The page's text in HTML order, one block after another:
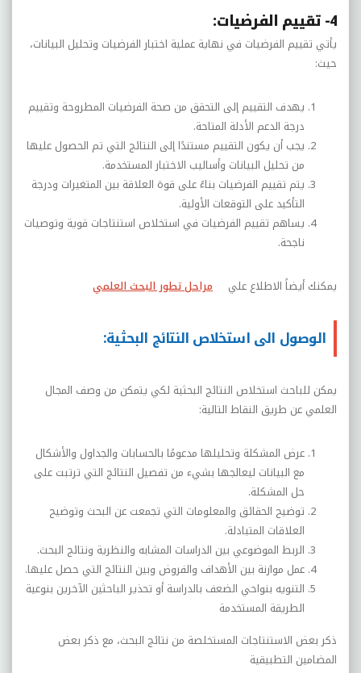
4- تقييم الفرضيات:
يأتي تقييم الفرضيات في نهاية عملية اختبار الفرضيات وتحليل البيانات،
حيث:
يهدف التقييم إلى التحقق من صحة الفرضيات المطروحة وتقييم
درجة الدعم الأدلة المتاحة.
يجب أن يكون التقييم مستندًا إلى النتائج التي تم الحصول عليها
من تحليل البيانات وأساليب الاختبار المستخدمة.
يتم تقييم الفرضيات بناءً على قوة العلاقة بين المتغيرات ودرجة
التأكيد على التوقعات الأولية.
يساهم تقييم الفرضيات في استخلاص استنتاجات قوية وتوصيات
ناجحة.
يمكنك أيضاً الاطلاع علي مراحل تطور البحث العلمي
الوصول الى استخلاص النتائج البحثية:
يمكن للباحث استخلاص النتائج البحثية لكي يتمكن من وصف المجال
العلمي عن طريق النقاط التالية:
عرض المشكلة وتحليلها مدعومًا بالحسابات والجداول والأشكال
مع البيانات ليعالجها بشيء من تفصيل النتائج التي ترتبت على
حل المشكلة.
توضيح الحقائق والمعلومات التي تجمعت عن البحث وتوضيح
العلاقات المتبادلة.
الربط الموضوعي بين الدراسات المشابه والنظرية ونتائج البحث.
عمل موازنة بين الأهداف والفروض وبين النتائج التي حصل عليها.
التنويه بنواحي الضعف بالدراسة أو تحذير الباحثين الآخرين بنوعية
الطريقة المستخدمة
ذكر بعض الاستنتاجات المستخلصة من نتائج البحث، مع ذكر بعض
المضامين التطبيقية